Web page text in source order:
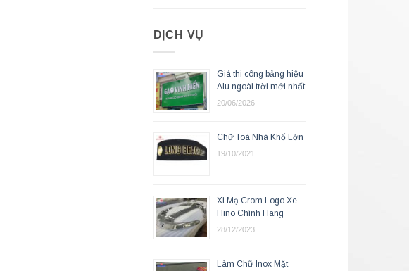
DỊCH VỤ
Giá thi công bảng hiệu
Alu ngoài trời mới nhất
20/06/2026
Chữ Toà Nhà Khổ Lớn
19/10/2021
Xi Mạ Crom Logo Xe
Hino Chính Hãng
28/12/2023
Làm Chữ Inox Mặt